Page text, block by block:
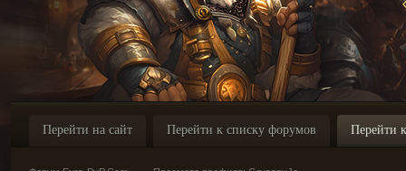
Перейти на сайт Перейти к списку форумов Перейти